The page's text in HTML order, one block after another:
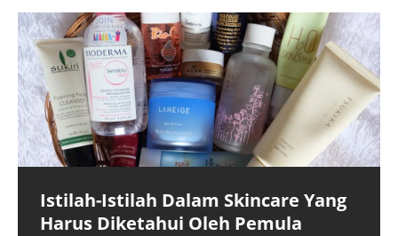
Istilah-Istilah Dalam Skincare Yang
Harus Diketahui Oleh Pemula